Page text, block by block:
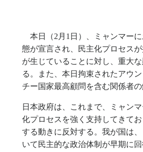
本日（2 月 1 日）、ミャンマー
態が宣言され、民主化プロセス
が生じていることに対し、重大
る。また、本日拘束されたアウン
チー国家最高顧問を含む関係者の
日本政府は、これまで、ミャン
化プロセスを強く支持してきて
する動きに反対する。我が国は
いて民主的な政治体制が早期に